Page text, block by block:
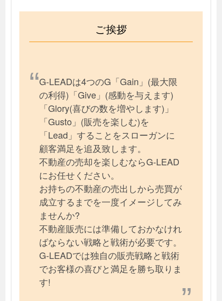
ご挨拶
G-LEADは4つのG「Gain」(最大限
の利得)「Give」(感動を与えます)
「Glory(喜びの数を増やします)」
「Gusto」(販売を楽しむ)を
「Lead」することをスローガンに
顧客満足を追及致します。
不動産の売却を楽しむならG-LEAD
にお任せください。
お持ちの不動産の売出しから売買が
成立するまでを一度イメージしてみ
ませんか?
不動産販売には準備しておかなけれ
ばならない戦略と戦術が必要です。
G-LEADでは独自の販売戦略と戦術
でお客様の喜びと満足を勝ち取りま
す!